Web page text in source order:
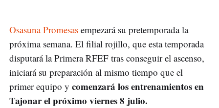
Osasuna Promesas empezará su pretemporada la
próxima semana. El filial rojillo, que esta temporada
disputará la Primera RFEF tras conseguir el ascenso,
iniciará su preparación al mismo tiempo que el
primer equipo y comenzará los entrenamientos en
Tajonar el próximo viernes 8 julio.